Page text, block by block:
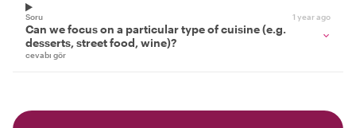
Soru 1 year ago
Can we focus on a particular type of cuisine (e.g.
desserts, street food, wine)?
cevabı gör